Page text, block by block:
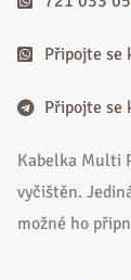
Připojte se
Připojte se
Kabelka Multi
vyčištěn.
možné ho